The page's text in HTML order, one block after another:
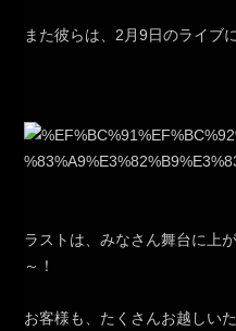
また彼らは、2月9日のライブ
ラストは、みなさん舞台に上
～！
お客様も、たくさんお越しい